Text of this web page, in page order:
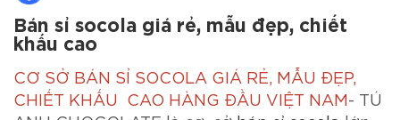
Bán sỉ socola giá rẻ, mẫu đẹp, chiết
khấu cao
CƠ SỞ BÁN SỈ SOCOLA GIÁ RẺ, MẪU ĐẸP,
CHIẾT KHẤU CAO HÀNG ĐẦU VIỆT NAM - TÚ